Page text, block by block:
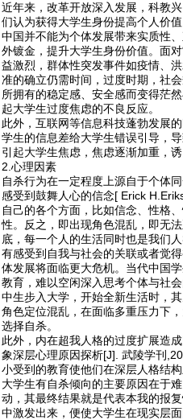
近年来，改革开放深入发展，科教
们认为获得大学生身份提高个人价
中国并不能为个体发展带来实质性
外镀金，提升大学生身份价值。面
益激烈，群体性突发事件如疫情、
准的确立仍需时间，过度时期，社
所拥有的稳定感、安全感而变得茫
起大学生过度焦虑的不良反应。
此外，互联网等信息科技蓬勃发展
学生的信息差给大学生错误引导，
引起大学生焦虑，焦虑逐渐加重，
2.心理因素
自杀行为在一定程度上源自于个体
感受到鼓舞人心的信念[ Erick
自己的各个方面，比如信念、性格
性。反之，即出现角色混乱，即无
底，每一个人的生活同时也是我们
有感受到自我与社会的关联或者觉
体发展将面临更大危机。当代中国
教育，难以空闲深入思考个体与社
中生步入大学，开始全新生活时，
角色定位混乱，在面临多重压力下
选择自杀。
此外，内在超我人格的过度扩展造
象深层心理原因探析[J]. 武陵学刊
小受到的教育使他们在深层人格结
大学生有自杀倾向的主要原因在于
动，其最终结果就是代表本我的报
中激发出来，便使大学生在现实层